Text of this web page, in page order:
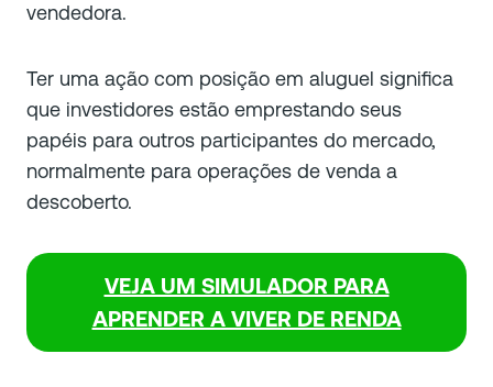
vendedora.
Ter uma ação com posição em aluguel significa
que investidores estão emprestando seus
papéis para outros participantes do mercado,
normalmente para operações de venda a
descoberto.
VEJA UM SIMULADOR PARA
APRENDER A VIVER DE RENDA